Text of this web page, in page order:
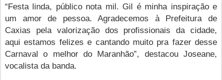
“Festa linda, público nota mil. Gil é minha inspiração e
um amor de pessoa. Agradecemos à Prefeitura de
Caxias pela valorização dos profissionais da cidade,
aqui estamos felizes e cantando muito pra fazer desse
Carnaval o melhor do Maranhão”, destacou Joseane,
vocalista da banda.